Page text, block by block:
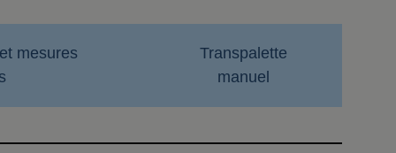
mesures
Transpalette
manuel